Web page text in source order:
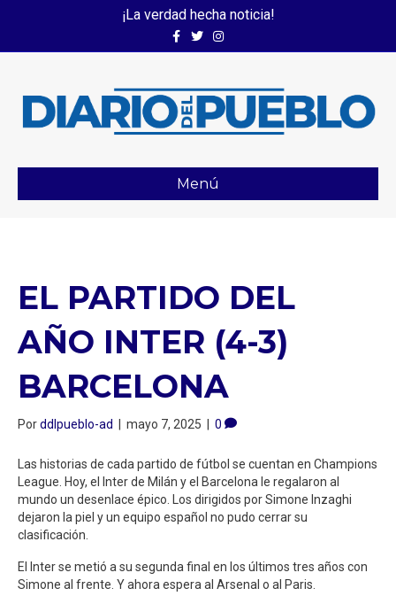
¡La verdad hecha noticia!
FacebookTwitterInstagram
Menú
EL PARTIDO DEL
AÑO INTER (4-3)
BARCELONA
Porddlpueblo-ad | mayo 7, 2025 | 0
Las historias de cada partido de fútbol se cuentan en Champions
League. Hoy, el Inter de Milán y el Barcelona le regalaron al
mundo un desenlace épico. Los dirigidos por Simone Inzaghi
dejaron la piel y un equipo español no pudo cerrar su
clasificación.
El Inter se metió a su segunda final en los últimos tres años con
Simone al frente. Y ahora espera al Arsenal o al Paris.